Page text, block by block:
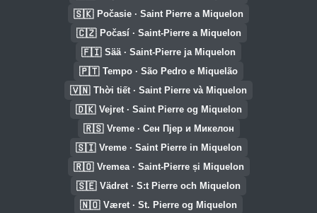
🇸🇰 Počasie · Saint Pierre a Miquelon
🇨🇿 Počasí · Saint-Pierre a Miquelon
🇫🇮 Sää · Saint-Pierre ja Miquelon
🇵🇹 Tempo · São Pedro e Miquelão
🇻🇳 Thời tiết · Saint Pierre và Miquelon
🇩🇰 Vejret · Saint Pierre og Miquelon
🇷🇸 Vreme · Сен Пјер и Микелон
🇸🇮 Vreme · Saint Pierre in Miquelon
🇷🇴 Vremea · Saint-Pierre și Miquelon
🇸🇪 Vädret · S:t Pierre och Miquelon
🇳🇴 Været · St. Pierre og Miquelon